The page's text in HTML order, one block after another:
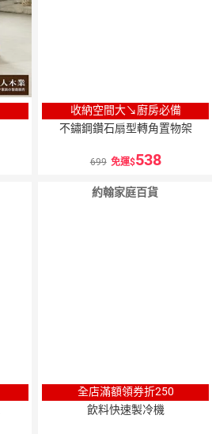
收納空間大↘廚房必備
不鏽鋼鑽石扇型轉角置物架
699 免運 538
約翰家庭百貨
全店滿額領券折250
飲料快速製冷機